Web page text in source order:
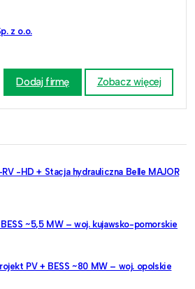
z o.o.
Dodaj firmę Zobacz więcej
-HD + Stacja hydrauliczna Belle MAJOR
~5,5 MW – woj. kujawsko-pomorskie
PV + BESS ~80 MW – woj. opolskie